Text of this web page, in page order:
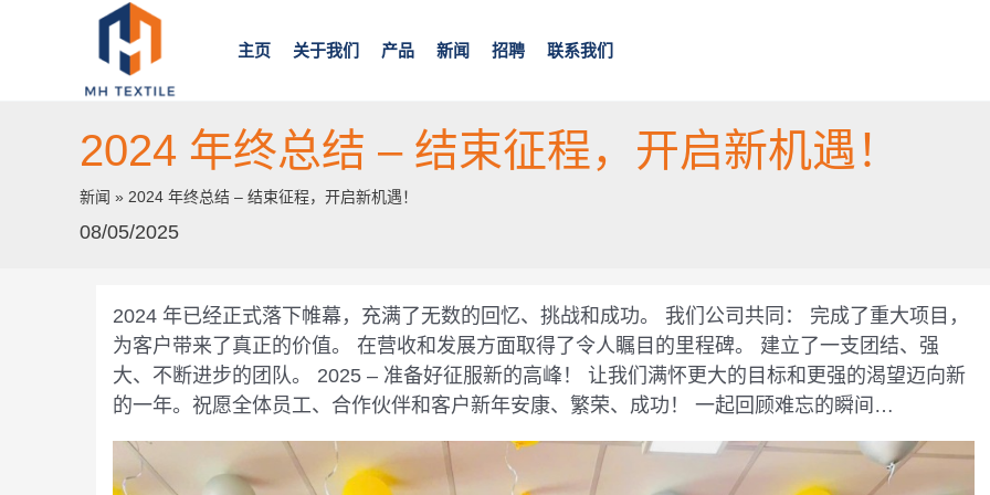
主页 关于我们 产品 新闻 招聘 联系我们
2024 年终总结 – 结束征程，开启新机遇！
新闻 » 2024 年终总结 – 结束征程，开启新机遇！
08/05/2025
2024 年已经正式落下帷幕，充满了无数的回忆、挑战和成功。 我们公司共同： 完成了重大项目，
为客户带来了真正的价值。 在营收和发展方面取得了令人瞩目的里程碑。 建立了一支团结、强
大、不断进步的团队。 2025 – 准备好征服新的高峰！ 让我们满怀更大的目标和更强的渴望迈向新
的一年。祝愿全体员工、合作伙伴和客户新年安康、繁荣、成功！ 一起回顾难忘的瞬间…